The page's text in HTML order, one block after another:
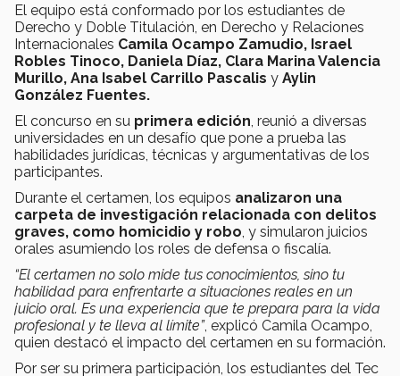
El equipo está conformado por los estudiantes de
Derecho y Doble Titulación, en Derecho y Relaciones
Internacionales Camila Ocampo Zamudio, Israel
Robles Tinoco, Daniela Díaz, Clara Marina Valencia
Murillo, Ana Isabel Carrillo Pascalis y Aylin
González Fuentes.
El concurso en su primera edición , reunió a diversas
universidades en un desafío que pone a prueba las
habilidades jurídicas, técnicas y argumentativas de los
participantes.
Durante el certamen, los equipos analizaron una
carpeta de investigación relacionada con delitos
graves, como homicidio y robo , y simularon juicios
orales asumiendo los roles de defensa o fiscalía.
“El certamen no solo mide tus conocimientos, sino tu
habilidad para enfrentarte a situaciones reales en un
juicio oral. Es una experiencia que te prepara para la vida
profesional y te lleva al límite”, explicó Camila Ocampo,
quien destacó el impacto del certamen en su formación.
Por ser su primera participación, los estudiantes del Tec